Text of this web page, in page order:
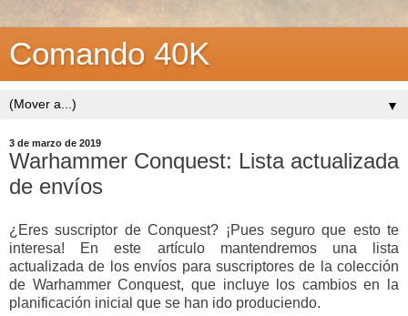
Comando 40K
▼
3 de marzo de 2019
Warhammer Conquest: Lista actualizada
de envíos
¿Eres suscriptor de Conquest? ¡Pues seguro que esto te
interesa! En este artículo mantendremos una lista
actualizada de los envíos para suscriptores de la colección
de Warhammer Conquest, que incluye los cambios en la
planificación inicial que se han ido produciendo.